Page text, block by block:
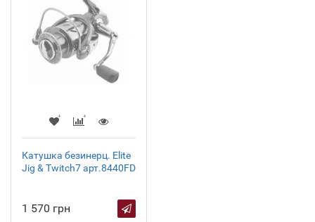
Катушка безинерц. Elite
Jig & Twitch7 арт.8440FD
1 570 грн